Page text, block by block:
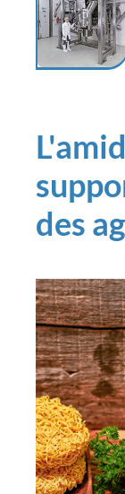
des